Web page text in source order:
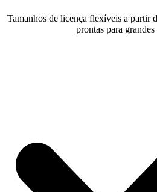
Tamanhos de licença flexíveis a partir
prontas para grandes